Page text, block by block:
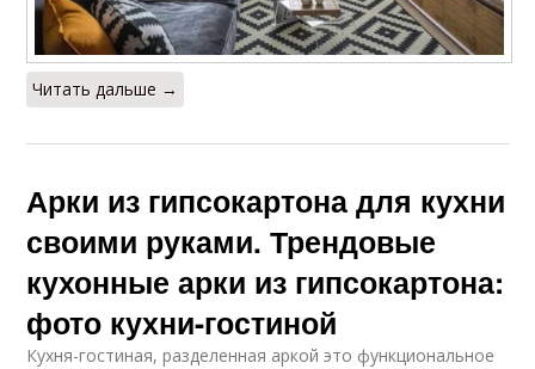
Читать дальше →
Арки из гипсокартона для кухни
своими руками. Трендовые
кухонные арки из гипсокартона:
фото кухни-гостиной
Кухня-гостиная, разделенная аркой это функциональное